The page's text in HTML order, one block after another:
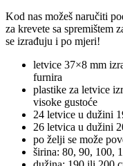
Kod nas možeš naručiti
za krevete sa spremištem
se izrađuju i po mjeri!
letvice 37×8 mm
furnira
plastike za letvice
visoke gustoće
24 letvice u dužini
26 letvica u dužini
po želji se može
širina: 80, 90, 100,